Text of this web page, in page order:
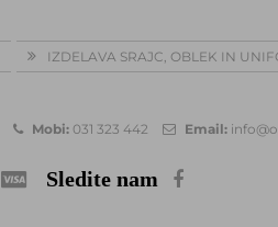
IZDELAVA SRAJC, OBLEK IN
Mobi: 031 323 442 Email:
Sledite nam